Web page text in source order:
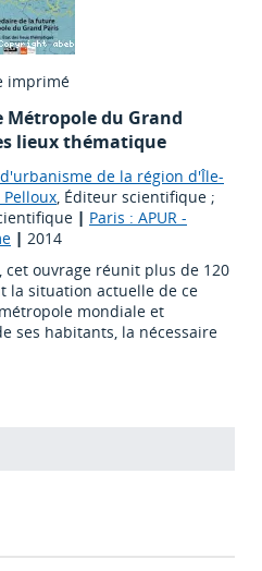
imprimé
Métropole du Grand
lieux thématique
de la région d'Île-
, Éditeur scientifique ;
| Paris : APUR -
| 2014
ouvrage réunit plus de 120
la situation actuelle de ce
mondiale et
ses habitants, la nécessaire